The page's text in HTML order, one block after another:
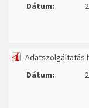
Dátum:
Adatszolgáltatás
Dátum: